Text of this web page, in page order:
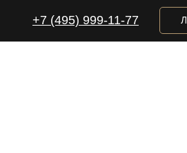
+7 (495) 999-11-77